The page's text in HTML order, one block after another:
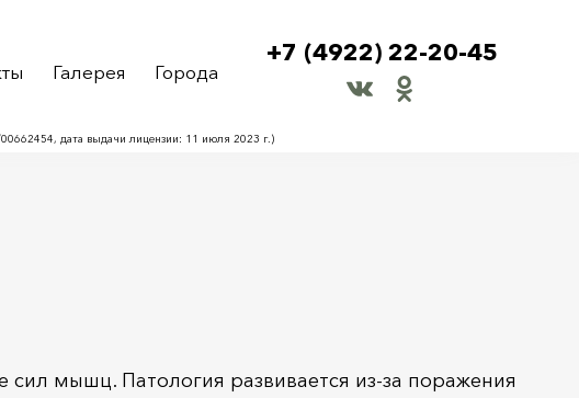
Галерея Города
+7 (4922) 22-20-45
дата выдачи лицензии: 11 июля 2023 г.)
мышц. Патология развивается из-за поражения